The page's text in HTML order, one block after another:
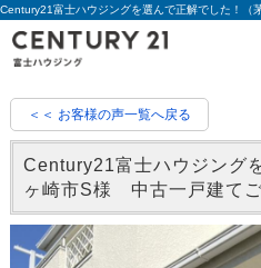
＜＜ お客様の声一覧へ戻る
Century21富士ハウジング
ヶ崎市S様 中古一戸建てご